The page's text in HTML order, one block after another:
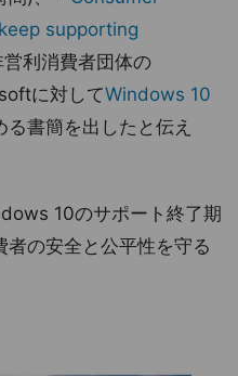
supporting
営利消費者団体の
に対してWindows 10
書簡を出したと伝え
10のサポート終了期
者の安全と公平性を守る